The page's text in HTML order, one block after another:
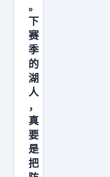
如
戈
登
可
以
很
有
效
地
限
动
奇
才
的
，
竟
目
前
的
。
下
赛
季
的
湖
人
，
真
要
是
把